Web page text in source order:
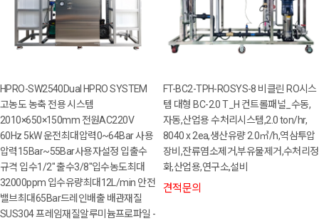
HPRO-SW2540Dual HPRO SYSTEM
고농도 농축 전용 시스템
2010×650×150mm 전원AC220V
60Hz 5kW 운전최대압력0~64Bar 사용
압력15Bar~55Bar사용자설정 입출수
규격 입수1/2" 출수3/8"입수농도최대
32000ppm 입수유량최대12L/min 안전
밸브최대65Bar드레인배출 배관재질
SUS304 프레임재질알루미늄프로파일 -
FT-BC2-TPH-ROSYS-8 비클린 RO시스
템 대형 BC-2.0 T_H 컨트롤패널_수동,
자동,산업용 수처리시스템,2.0 ton/hr,
8040 x 2ea,생산유량 2.0㎥/h,역삼투압
장비,잔류염소제거,부유물제거,수처리정
화,산업용,연구소,설비
견적문의